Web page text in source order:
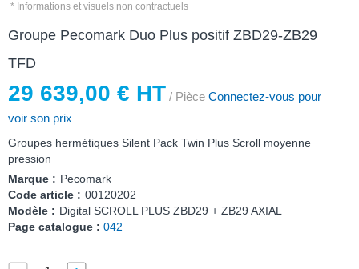
* Informations et visuels non contractuels
Groupe Pecomark Duo Plus positif ZBD29-ZB29
TFD
29 639,00 € HT / Pièce Connectez-vous pour
voir son prix
Groupes hermétiques Silent Pack Twin Plus Scroll moyenne
pression
Marque : Pecomark
Code article : 00120202
Modèle : Digital SCROLL PLUS ZBD29 + ZB29 AXIAL
Page catalogue : 042